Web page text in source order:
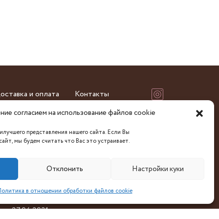
согласием на использование файлов cookie
представления нашего сайта. Если Вы
мы будем считать что Вас это устраивает.
Отклонить Настройки куки
в отношении обработки файлов cookie
и оплата Контакты
имени П.М.Машерова». УНП 192240128,
(почтовый) адрес: 220004, Минск,
503. р/с
в ЦБУ № 510 ОАО «АСБ Беларусбанк» г.
код (BIC) AKBBBY2X. тел/факс: 8(017) 219-
о государственной регистрации
горисполкомом 20.03.2014г. Дата
27.04.2021г.